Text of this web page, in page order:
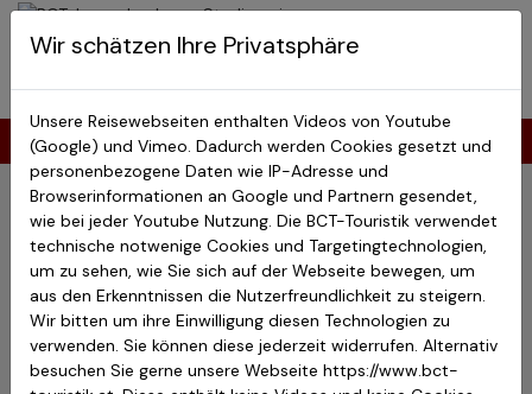
BCT-Touristik
Shiretoko
Shiretoko
Japans Weltkulturerbe
Japans Weltnaturerbe
Erleben Sie Shiretoko – Ein
UNESCO Weltnaturerbe und eines
der letzten unberührten
Wir schätzen Ihre Privatsphäre
Unsere Reisewebseiten enthalten Videos von Youtube
(Google) und Vimeo. Dadurch werden Cookies gesetzt und
personenbezogene Daten wie IP-Adresse und
Browserinformationen an Google und Partnern gesendet,
wie bei jeder Youtube Nutzung. Die BCT-Touristik verwendet
technische notwenige Cookies und Targetingtechnologien,
um zu sehen, wie Sie sich auf der Webseite bewegen, um
aus den Erkenntnissen die Nutzerfreundlichkeit zu steigern.
Wir bitten um ihre Einwilligung diesen Technologien zu
verwenden. Sie können diese jederzeit widerrufen. Alternativ
besuchen Sie gerne unsere Webseite https://www.bct-